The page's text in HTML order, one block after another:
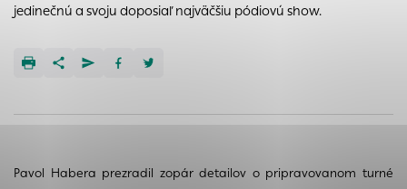
jedinečnú a svoju doposiaľ najväčšiu pódiovú show.
Pavol Habera prezradil zopár detailov o pripravovanom turné
Technické cookies
pomáhajú urobiť webové stránky uplatniteľnými tým, že
Analytické cookies pomáhajú prevádzkovateľovi stránok